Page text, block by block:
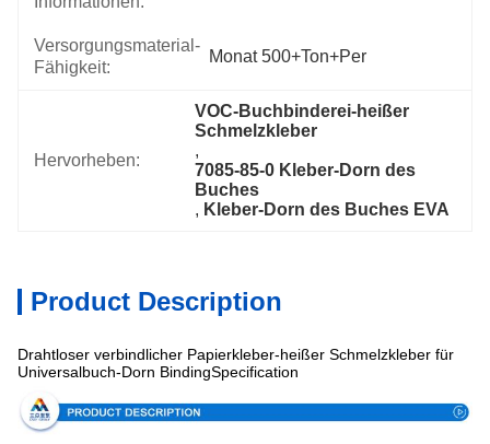
Versorgungsmaterial-
Fähigkeit:
Monat 500+Ton+per
Hervorheben:
VOC-Buchbinderei-heißer
Schmelzkleber
,
7085-85-0 Kleber-Dorn des
Buches
, Kleber-Dorn des Buches EVA
Product Description
Drahtloser verbindlicher Papierkleber-heißer Schmelzkleber für
Universalbuch-Dorn BindingSpecification